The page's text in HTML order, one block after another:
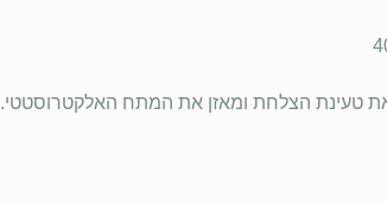
טעינת הצלחת ומאזן את המתח האלקטרוסטטי.